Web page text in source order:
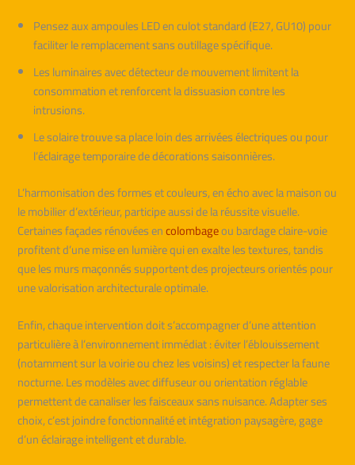
Pensez aux ampoules LED en culot standard (E27, GU10) pour
faciliter le remplacement sans outillage spécifique.
Les luminaires avec détecteur de mouvement limitent la
consommation et renforcent la dissuasion contre les
intrusions.
Le solaire trouve sa place loin des arrivées électriques ou pour
l’éclairage temporaire de décorations saisonnières.
L’harmonisation des formes et couleurs, en écho avec la maison ou
le mobilier d’extérieur, participe aussi de la réussite visuelle.
Certaines façades rénovées encolombageou bardage claire-voie
profitent d’une mise en lumière qui en exalte les textures, tandis
que les murs maçonnés supportent des projecteurs orientés pour
une valorisation architecturale optimale.
Enfin, chaque intervention doit s’accompagner d’une attention
particulière à l’environnement immédiat : éviter l’éblouissement
(notamment sur la voirie ou chez les voisins) et respecter la faune
nocturne. Les modèles avec diffuseur ou orientation réglable
permettent de canaliser les faisceaux sans nuisance. Adapter ses
choix, c’est joindre fonctionnalité et intégration paysagère, gage
d’un éclairage intelligent et durable.